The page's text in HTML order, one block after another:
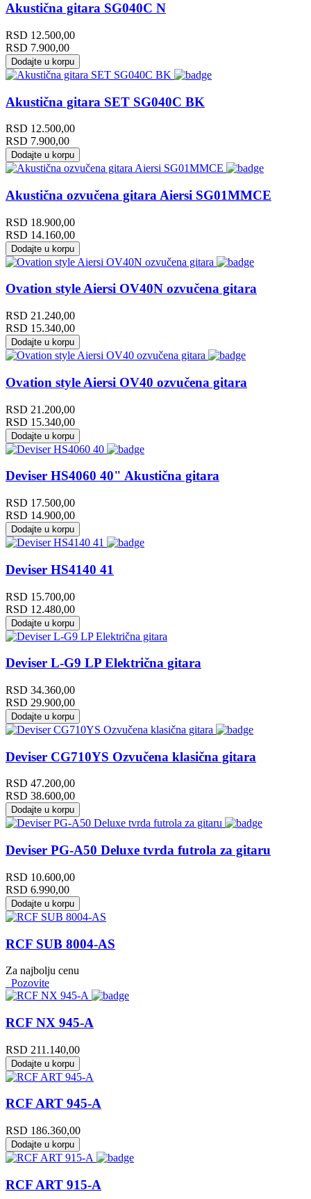
Akustična gitara SG040C N
RSD 12.500,00
RSD 7.900,00
Dodajte u korpu
Akustična gitara SET SG040C BK
RSD 12.500,00
RSD 7.900,00
Dodajte u korpu
Akustična ozvučena gitara Aiersi SG01MMCE
RSD 18.900,00
RSD 14.160,00
Dodajte u korpu
Ovation style Aiersi OV40N ozvučena gitara
RSD 21.240,00
RSD 15.340,00
Dodajte u korpu
Ovation style Aiersi OV40 ozvučena gitara
RSD 21.200,00
RSD 15.340,00
Dodajte u korpu
Deviser HS4060 40" Akustična gitara
RSD 17.500,00
RSD 14.900,00
Dodajte u korpu
Deviser HS4140 41
RSD 15.700,00
RSD 12.480,00
Dodajte u korpu
Deviser L-G9 LP Električna gitara
RSD 34.360,00
RSD 29.900,00
Dodajte u korpu
Deviser CG710YS Ozvučena klasična gitara
RSD 47.200,00
RSD 38.600,00
Dodajte u korpu
Deviser PG-A50 Deluxe tvrda futrola za gitaru
RSD 10.600,00
RSD 6.990,00
Dodajte u korpu
RCF SUB 8004-AS
Za najbolju cenu
Pozovite
RCF NX 945-A
RSD 211.140,00
Dodajte u korpu
RCF ART 945-A
RSD 186.360,00
Dodajte u korpu
RCF ART 915-A